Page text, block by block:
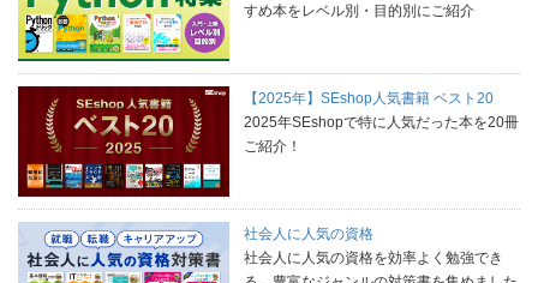
すめ本をレベル別・目的別にご紹介
【2025年】SEshop人気書籍 ベスト20
2025年SEshopで特に人気だった本を20冊
ご紹介！
社会人に人気の資格
社会人に人気の資格を効率よく勉強でき